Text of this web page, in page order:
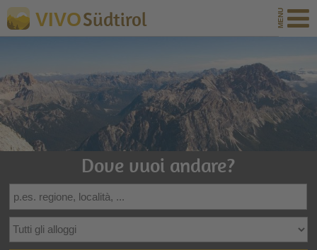
VIVOSüdtirol
Dove vuoi andare?